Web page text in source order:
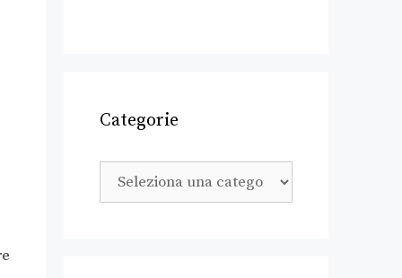
Categorie